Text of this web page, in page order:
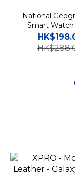
National
Smart Watch
Strap - Apple &
國家地理舒適矽膠